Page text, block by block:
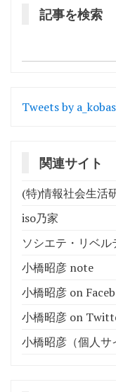
記事を検索
Tweets by
関連サイト
(特)情報社会生活
iso乃家
ソシエテ・リベル
小橋昭彦 note
小橋昭彦 on
小橋昭彦 on
小橋昭彦（個人サ